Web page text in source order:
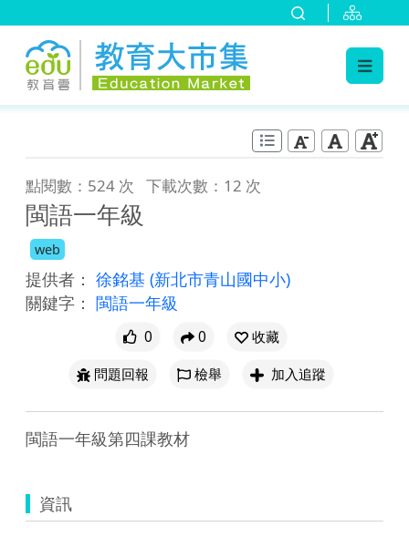
點閱數：524 次 下載次數：12 次
閩語一年級
web
提供者： 徐銘基 (新北市青山國中小)
關鍵字： 閩語一年級
0 0
收藏
問題回報
檢舉 加入追蹤
閩語一年級第四課教材
資訊